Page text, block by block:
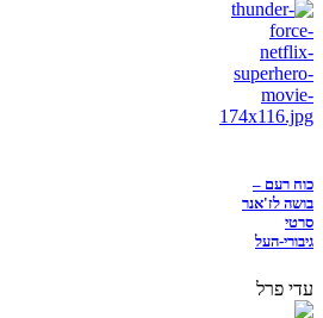
כוח רעם –
בושה לז'אנר
סרטי
גיבורי-העל
עדי פרל